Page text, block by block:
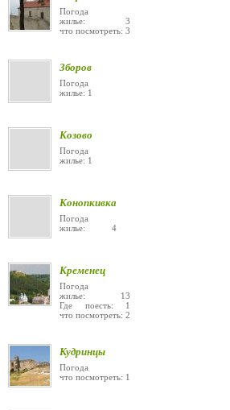
Погода
жилье: 3
что посмотреть: 3
Зборов
Погода
жилье: 1
Козово
Погода
жилье: 1
Конопкивка
Погода
жилье: 4
Кременец
Погода
жилье: 13
Где поесть: 1
что посмотреть: 2
Кудринцы
Погода
что посмотреть: 1